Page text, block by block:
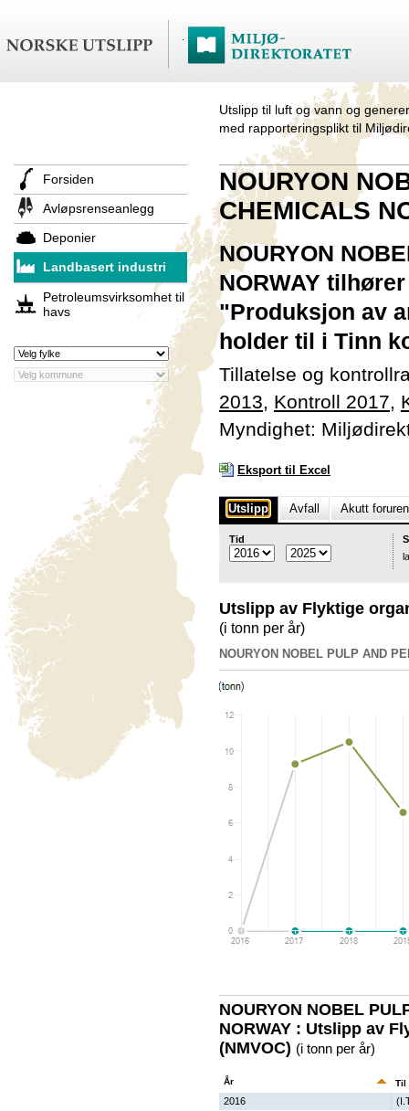
Utslipp til luft og vann og
med rapporteringsplikt til
Forsiden
Avløpsrenseanlegg
Deponier
Landbasert industri
Petroleumsvirksomhet til
havs
NOURYON
CHEMICALS
NOURYON
NORWAY
"Produksjon av
holder til i Tinn
Tillatelse og
2013, Kontroll 2017,
Myndighet:
Eksport til Excel
Utslipp Avfall Akutt
Tid
Utslipp av Flyktige
(i tonn per år)
NOURYON NOBEL PULP AND
NOURYON NOBEL
NORWAY : Utslipp av
(NMVOC) (i tonn per år)
År
2016